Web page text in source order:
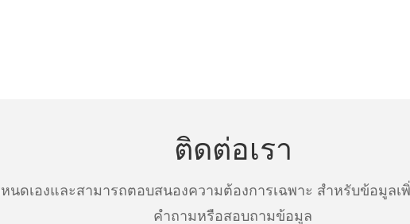
ติดต่อเรา
ดเองและสามารถตอบสนองความต้องการเฉพาะ สำหรับข้อมูล
คำถามหรือสอบถามข้อมูล